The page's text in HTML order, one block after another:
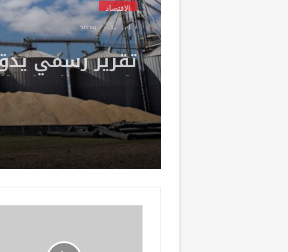
الإقتصاد
7 أغسطس، 2026
تقرير رسمي
ناقوس الخطر:
مطالب بتعزيز
الاستراتيجية من
المحروقات